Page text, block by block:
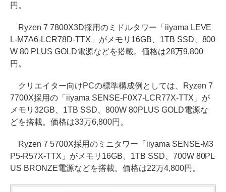
円。
Ryzen 7 7800X3D採用のミドルタワー「iiyama LEVE
L-M7A6-LCR78D-TTX」がメモリ16GB、1TB SSD、800
W 80 PLUS GOLD電源などを搭載。価格は28万9,800
円。
クリエイター向けPCの標準構成例としては、Ryzen 7
7700X採用の「iiyama SENSE-F0X7-LCR77X-TTX」が
メモリ32GB、1TB SSD、800W 80PLUS GOLD電源な
どを搭載。価格は33万6,800円。
Ryzen 7 5700X採用のミニタワー「iiyama SENSE-M3
P5-R57X-TTX」がメモリ16GB、1TB SSD、700W 80PL
US BRONZE電源などを搭載。価格は22万4,800円。